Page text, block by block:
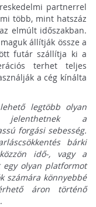
partnerrel
több, mint hatszáz
elmúlt időszakban.
állítják össze a
futár szállítja ki a
terhet teljes
a cég kínálta
legtöbb olyan
a
forgási sebesség.
bárki
idő-, vagy a
egy olyan platformot
számára könnyebbé
áron történő